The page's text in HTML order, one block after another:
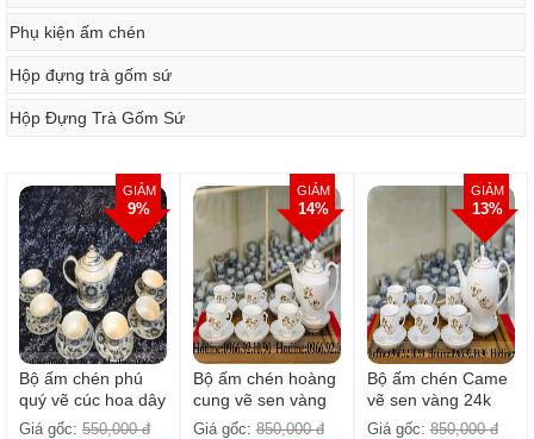
Phụ kiện ấm chén
Hộp đựng trà gốm sứ
Hộp Đựng Trà Gốm Sứ
GIẢM
9%
Bộ ấm chén phú
quý vẽ cúc hoa dây
cổ
Giá gốc: 550,000 đ
GIẢM
14%
Bộ ấm chén hoàng
cung vẽ sen vàng
24k
Giá gốc:850,000 đ
GIẢM
13%
Bộ ấm chén Came
vẽ sen vàng 24k
cao cấp Bát Tràng
Giá gốc:850,000 đ